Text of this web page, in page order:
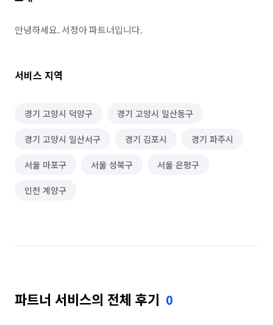
안녕하세요. 서정아 파트너입니다.
서비스 지역
경기 고양시 덕양구 경기 고양시 일산동구
경기 고양시 일산서구 경기 김포시 경기 파주시
서울 마포구 서울 성북구 서울 은평구
인천 계양구
파트너 서비스의 전체 후기 0